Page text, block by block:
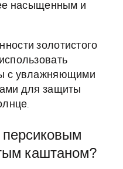
насыщенным и
золотистого
с увлажняющими
для защиты
каштаном?